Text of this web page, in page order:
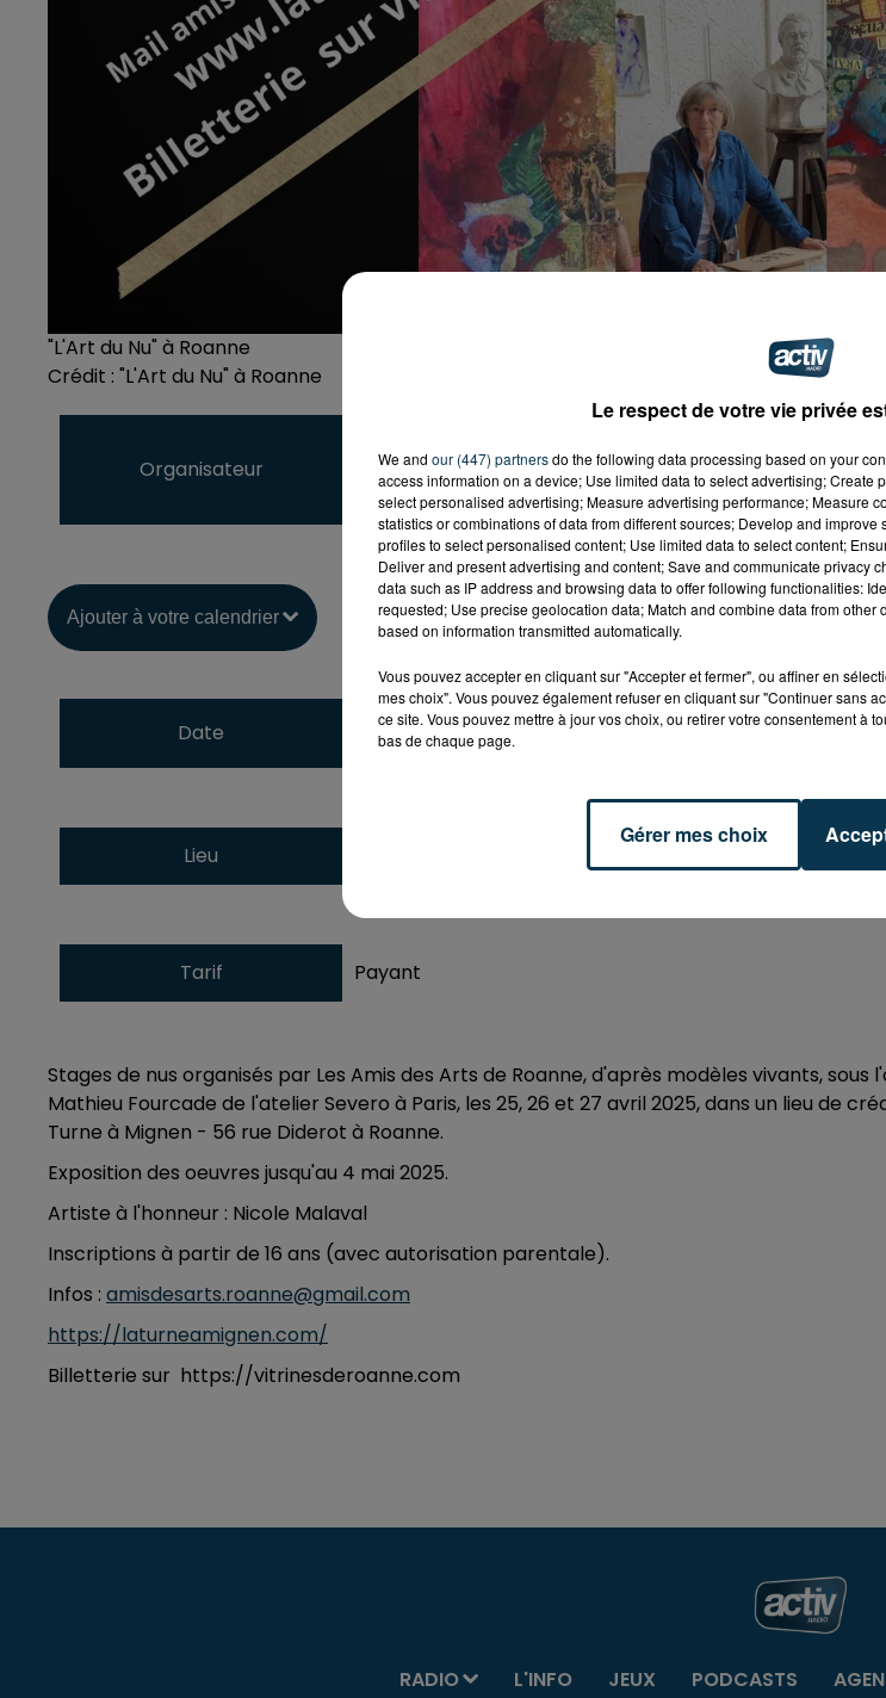
"L'Art du Nu" à Roanne
Crédit : "L'Art du Nu" à Roanne
Organisateur
amisdesarts.roanne@gmail.com
https://laturneamignen.com/
Ajouter à votre calendrier
Date
du25 avril 2025 à 10h00
au27 avril 2025 à 18h00
Lieu
Tarif Payant
Stages de nus organisés par Les Amis des Arts de Roanne, d'après modèles vivants, sous
Mathieu Fourcade de l'atelier Severo à Paris, les 25, 26 et 27 avril 2025, dans un lieu de
Turne à Mignen - 56 rue Diderot à Roanne.
Exposition des oeuvres jusqu'au 4 mai 2025.
Artiste à l'honneur : Nicole Malaval
Inscriptions à partir de 16 ans (avec autorisation parentale).
Infos : amisdesarts.roanne@gmail.com
https://laturneamignen.com/
Billetterie sur https://vitrinesderoanne.com
RADIO L'INFO JEUX PODCASTS
Le respect de votre vie privée
We and our (447) partnersdo the following data processing based on your
access information on a device; Use limited data to select advertising; Create
select personalised advertising; Measure advertising performance; Measure
statistics or combinations of data from different sources; Develop and
profiles to select personalised content; Use limited data to select content;
Deliver and present advertising and content; Save and communicate privacy
data such as IP address and browsing data to offer following functionalities:
requested; Use precise geolocation data; Match and combine data from
based on information transmitted automatically.
Vous pouvez accepter en cliquant sur "Accepter et fermer", ou affiner en
mes choix". Vous pouvez également refuser en cliquant sur "Continuer sans
ce site. Vous pouvez mettre à jour vos choix, ou retirer votre consentement à
bas de chaque page.
Gérer mes choix